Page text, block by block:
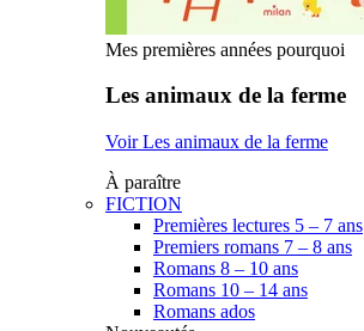
Mes premières années pourquoi
Les animaux de la ferme
Voir Les animaux de la ferme
À paraître
FICTION
Premières lectures 5 – 7 ans
Premiers romans 7 – 8 ans
Romans 8 – 10 ans
Romans 10 – 14 ans
Romans ados